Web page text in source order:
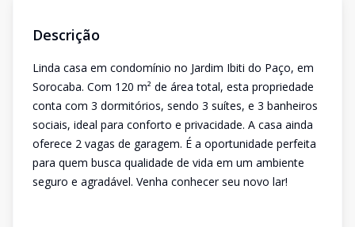
Descrição
Linda casa em condomínio no Jardim Ibiti do Paço, em
Sorocaba. Com 120 m² de área total, esta propriedade
conta com 3 dormitórios, sendo 3 suítes, e 3 banheiros
sociais, ideal para conforto e privacidade. A casa ainda
oferece 2 vagas de garagem. É a oportunidade perfeita
para quem busca qualidade de vida em um ambiente
seguro e agradável. Venha conhecer seu novo lar!